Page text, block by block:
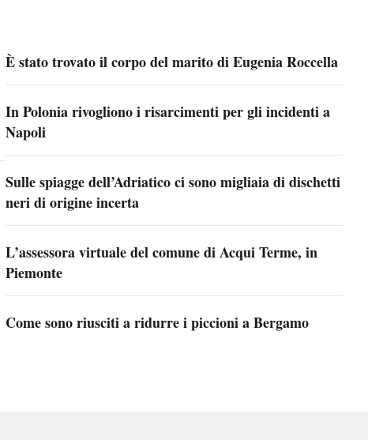
È stato trovato il corpo del marito di Eugenia Roccella
In Polonia rivogliono i risarcimenti per gli incidenti a
Napoli
Sulle spiagge dell’Adriatico ci sono migliaia di dischetti
neri di origine incerta
L’assessora virtuale del comune di Acqui Terme, in
Piemonte
Come sono riusciti a ridurre i piccioni a Bergamo